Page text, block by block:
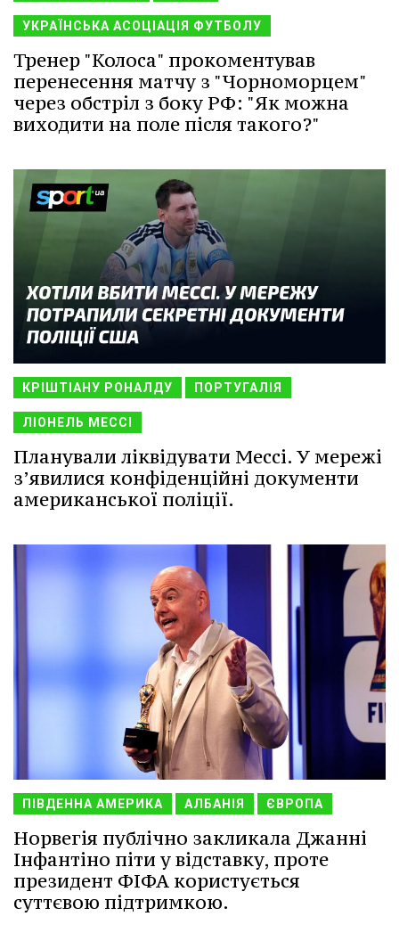
УКРАЇНСЬКА АСОЦІАЦІЯ ФУТБОЛУ
Тренер "Колоса" прокоментував
перенесення матчу з "Чорноморцем"
через обстріл з боку РФ: "Як можна
виходити на поле після такого?"
КРІШТІАНУ РОНАЛДУ ПОРТУГАЛІЯ
ЛІОНЕЛЬ МЕССІ
Планували ліквідувати Мессі. У мережі
з’явилися конфіденційні документи
американської поліції.
ПІВДЕННА АМЕРИКА АЛБАНІЯ ЄВРОПА
Норвегія публічно закликала Джанні
Інфантіно піти у відставку, проте
президент ФІФА користується
суттєвою підтримкою.